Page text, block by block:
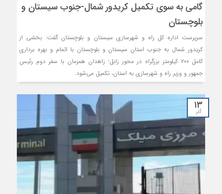
گامی به سوی تکمیل کریدور شمال-جنوب سیستان و
بلوچستان
سرپرست اداره کل راه و شهرسازی سیستان و بلوچستان گفت: بخشی از
کریدور شمال به جنوب استان سیستان و بلوچستان با اتمام و بهره برداری
کامل ۲۰۰ کیلومتر بزرگراه در محور زابل- زاهدان همزمان با سفر دوم رئیس
جمهور و وزیر راه و شهرسازی به استان، تکمیل می‌شود.
۱۳
آذر